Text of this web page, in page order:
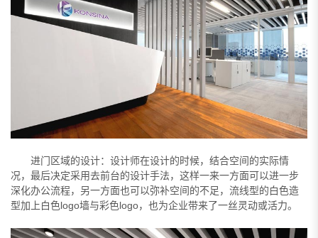
进门区域的设计：设计师在设计的时候，结合空间的实际情
况，最后决定采用去前台的设计手法，这样一来一方面可以进一步
深化办公流程，另一方面也可以弥补空间的不足，流线型的白色造
型加上白色logo墙与彩色logo，也为企业带来了一丝灵动或活力。